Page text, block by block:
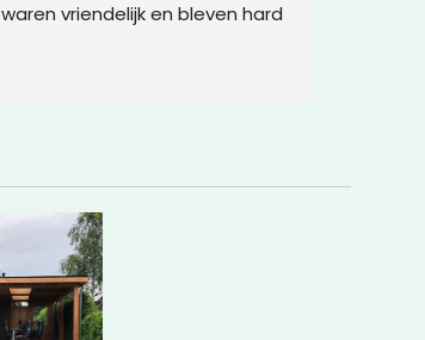
waren vriendelijk en bleven hard
koffie
Zeker tevreden en ik
zou ze zonder twijfel aanraden.